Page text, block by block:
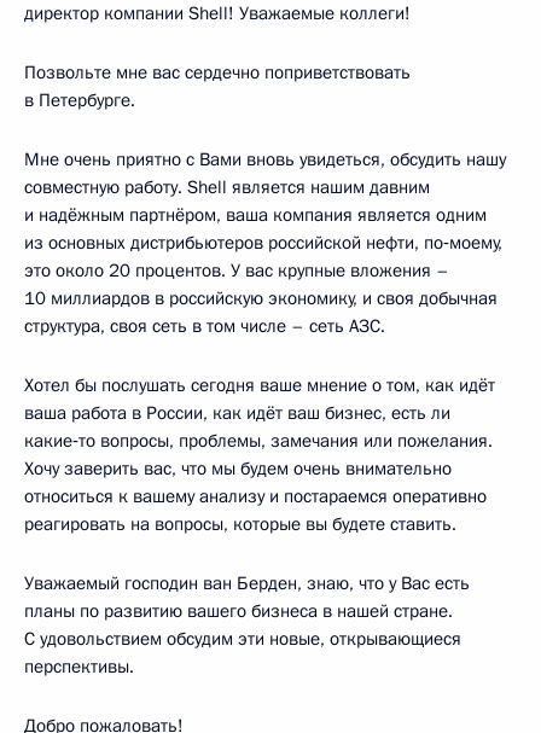
директор компании Shell! Уважаемые коллеги!
Позвольте мне вас сердечно поприветствовать
в Петербурге.
Мне очень приятно с Вами вновь увидеться, обсудить нашу
совместную работу. Shell является нашим давним
и надёжным партнёром, ваша компания является одним
из основных дистрибьютеров российской нефти, по‑моему,
это около 20 процентов. У вас крупные вложения –
10 миллиардов в российскую экономику, и своя добычная
структура, своя сеть в том числе – сеть АЗС.
Хотел бы послушать сегодня ваше мнение о том, как идёт
ваша работа в России, как идёт ваш бизнес, есть ли
какие‑то вопросы, проблемы, замечания или пожелания.
Хочу заверить вас, что мы будем очень внимательно
относиться к вашему анализу и постараемся оперативно
реагировать на вопросы, которые вы будете ставить.
Уважаемый господин ван Берден, знаю, что у Вас есть
планы по развитию вашего бизнеса в нашей стране.
С удовольствием обсудим эти новые, открывающиеся
перспективы.
Добро пожаловать!